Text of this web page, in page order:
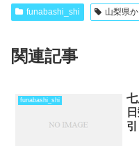
funabashi_shi 山梨県
関連記事
funabashi_shi